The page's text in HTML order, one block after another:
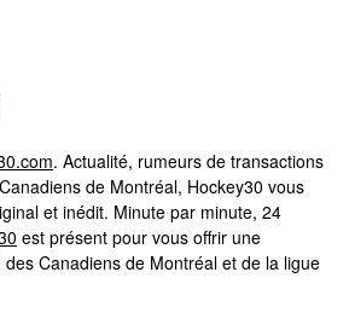
. Actualité, rumeurs de transactions
de Montréal, Hockey30 vous
et inédit. Minute par minute, 24
est présent pour vous offrir une
Canadiens de Montréal et de la ligue